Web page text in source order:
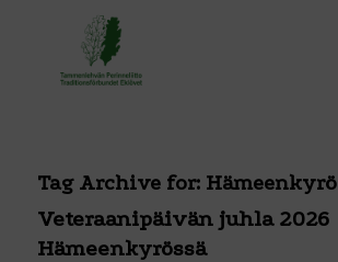
Tag Archive for: Hämeenkyrö
Veteraanipäivän juhla 2026
Hämeenkyrössä